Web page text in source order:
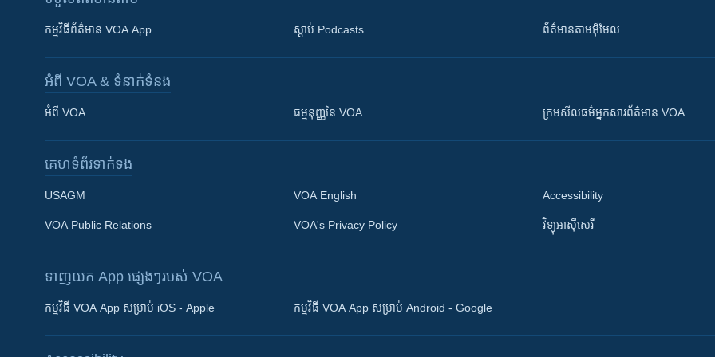
Khmer English
កម្មវិធី​ព័ត៌មាន VOA App ស្តាប់ Podcasts ព័ត៌មាន​តាម​អ៊ីមែល
អំពី​ VOA & ទំនាក់ទំនង
អំពី​ VOA ធម្មនុញ្ញ​នៃ VOA ក្រម​​​សីលធម៌​​​អ្នក​​​សារព័ត៌មាន VOA
គេហទំព័រ​​ទាក់ទង
USAGM
VOA Public Relations
VOA English
VOA's Privacy Policy
Accessibility
វិទ្យុ​អាស៊ី​សេរី
ទាញយក​ App ផ្សេងៗ​របស់​ VOA
កម្មវិធី​ VOA App សម្រាប់ iOS - Apple កម្មវិធី​ VOA App សម្រាប់ Android - Google